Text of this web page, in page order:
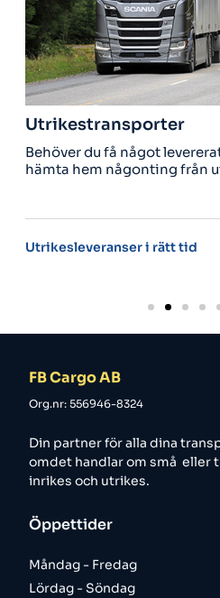
Utrikestransporter
Behöver du få något
hämta hem någonting från
Utrikesleveranser i rätt tid
FB Cargo AB
Org.nr: 556946-8324
Din partner för alla dina
omdet handlar om små eller
inrikes och utrikes.
Öppettider
Måndag - Fredag
Lördag - Söndag